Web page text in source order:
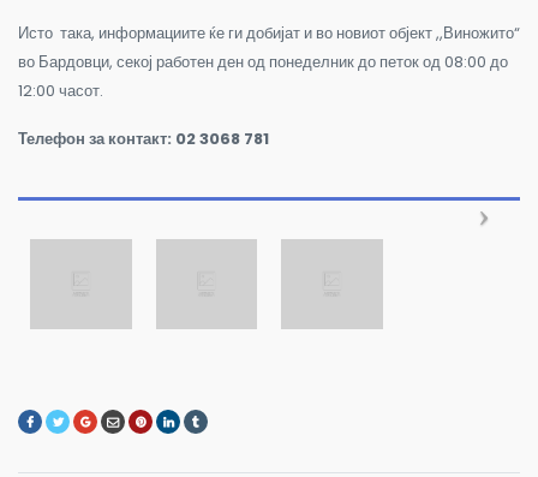
Исто така, информациите ќе ги добијат и во новиот објект ,,Виножито“
во Бардовци, секој работен ден од понеделник до петок од 08:00 до
12:00 часот.
Телефон за контакт: 02 3068 781